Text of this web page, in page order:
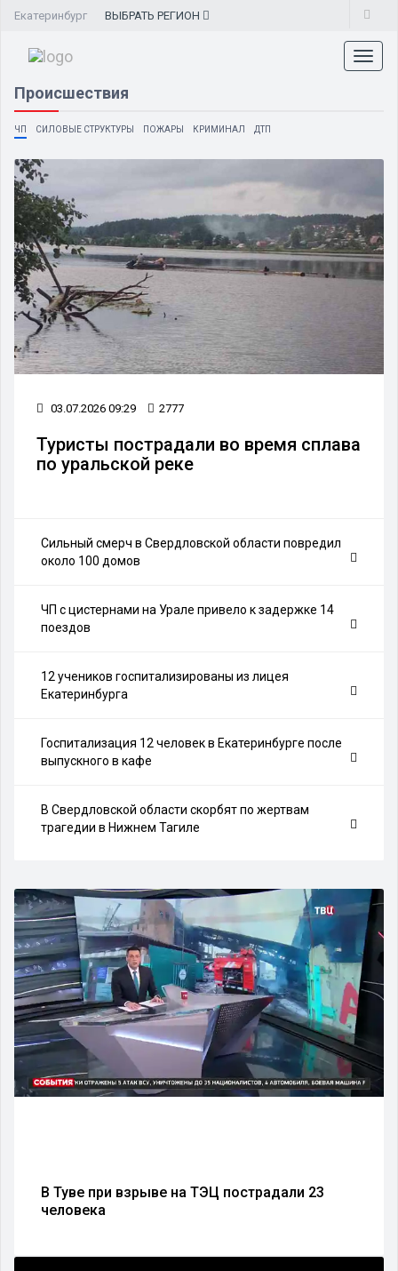
Екатеринбург ВЫБРАТЬ РЕГИОН
Происшествия
ЧП СИЛОВЫЕ СТРУКТУРЫ ПОЖАРЫ КРИМИНАЛ ДТП
03.07.2026 09:29 2777
Туристы пострадали во время сплава
по уральской реке
Сильный смерч в Свердловской области повредил
около 100 домов
ЧП с цистернами на Урале привело к задержке 14
поездов
12 учеников госпитализированы из лицея
Екатеринбурга
Госпитализация 12 человек в Екатеринбурге после
выпускного в кафе
В Свердловской области скорбят по жертвам
трагедии в Нижнем Тагиле
В Туве при взрыве на ТЭЦ пострадали 23
человека